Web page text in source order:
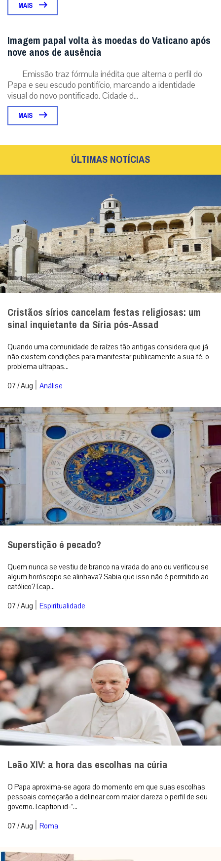
MAIS
Imagem papal volta às moedas do Vaticano após
nove anos de ausência
Emissão traz fórmula inédita que alterna o perfil do
Papa e seu escudo pontifício, marcando a identidade
visual do novo pontificado. Cidade d...
MAIS
ÚLTIMAS NOTÍCIAS
Cristãos sírios cancelam festas religiosas: um
sinal inquietante da Síria pós-Assad
Quando uma comunidade de raízes tão antigas considera que já
não existem condições para manifestar publicamente a sua fé, o
problema ultrapas...
07 / Aug | Análise
Superstição é pecado?
Quem nunca se vestiu de branco na virada do ano ou verificou se
algum horóscopo se alinhava? Sabia que isso não é permitido ao
católico? [cap...
07 / Aug | Espiritualidade
Leão XIV: a hora das escolhas na cúria
O Papa aproxima-se agora do momento em que suas escolhas
pessoais começarão a delinear com maior clareza o perfil de seu
governo. [caption id=”...
07 / Aug | Roma